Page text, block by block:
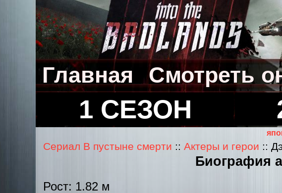
Главная Смотреть
1 СЕЗОН
Сериал В пустыне смерти :: Актеры и герои ::
Биография
Рост: 1.82 м